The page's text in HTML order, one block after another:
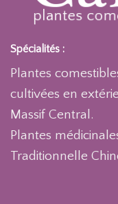
Spécialités :
Plantes
cultivées en
Massif Central.
Plantes
Traditionnelle